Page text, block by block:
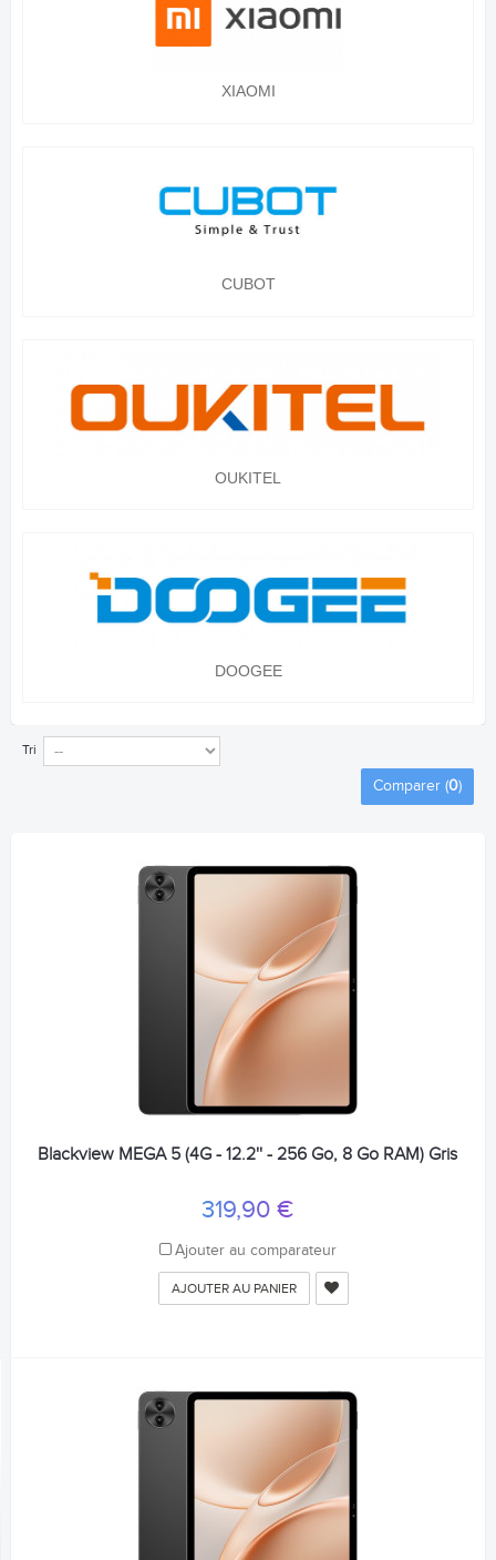
XIAOMI
CUBOT
OUKITEL
DOOGEE
Tri
Comparer (0)
Blackview MEGA 5 (4G - 12.2'' - 256 Go, 8 Go RAM) Gris
319,90 €
Ajouter au comparateur
AJOUTER AU PANIER